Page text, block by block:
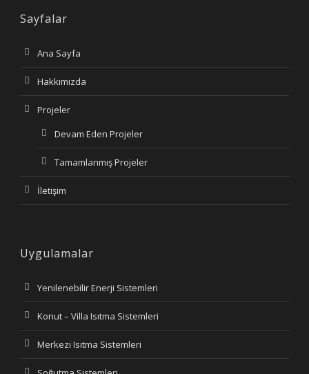
Sayfalar
Ana Sayfa
Hakkımızda
Projeler
Devam Eden Projeler
Tamamlanmış Projeler
İletişim
Uygulamalar
Yenilenebilir Enerji Sistemleri
Konut – Villa Isıtma Sistemleri
Merkezi Isıtma Sistemleri